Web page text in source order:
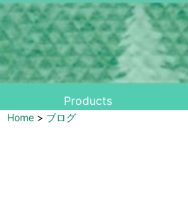
Products
Home > ブログ